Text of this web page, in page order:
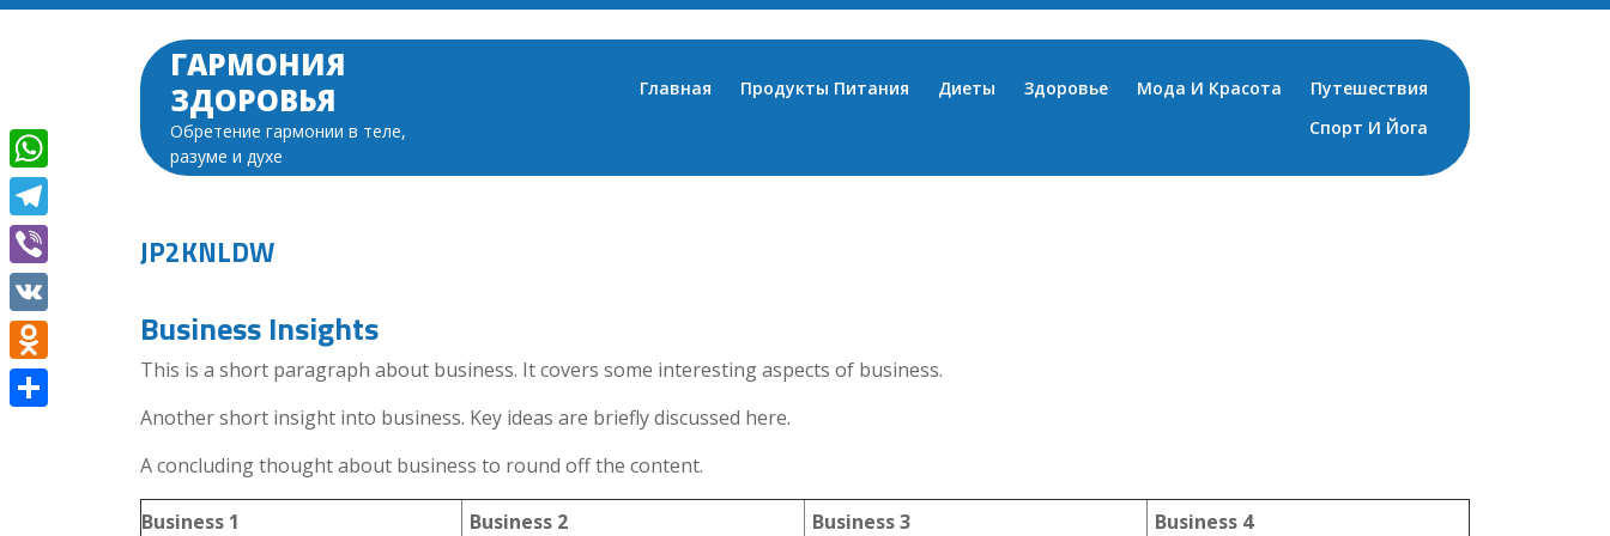
Перейти
ГАРМОНИЯ
ЗДОРОВЬЯ
Обретение гармонии в теле,
разуме и духе
Главная Продукты Питания Диеты Здоровье Мода И Красота
Путешествия
Спорт И Йога
JP2KNLDW
Business Insights
This is a short paragraph about business. It covers some interesting aspects of business.
Another short insight into business. Key ideas are briefly discussed here.
A concluding thought about business to round off the content.
Business 1 Business 2 Business 3
Business 4
WhatsApp
Telegram
Viber
VK
Odnoklassniki